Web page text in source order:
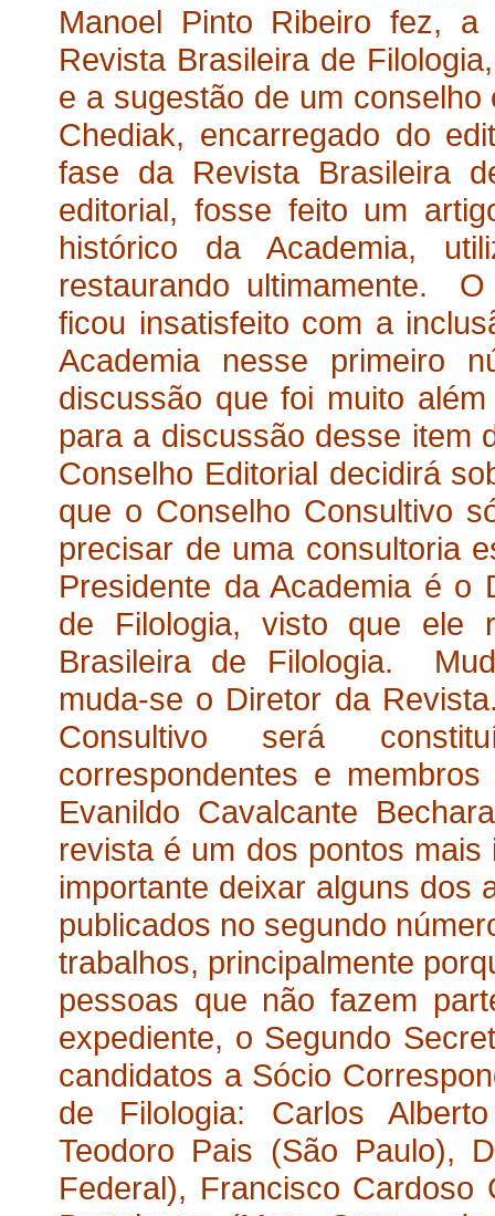
Manoel Pinto Ribeiro fez,
Revista Brasileira de
e a sugestão de um
Chediak, encarregado do
fase da Revista Brasileira
editorial, fosse feito um
histórico da Academia,
restaurando ultimamente.
ficou insatisfeito com a
Academia nesse primeiro
discussão que foi muito
para a discussão desse item
Conselho Editorial decidirá
que o Conselho Consultivo
precisar de uma consultoria
Presidente da Academia é o
de Filologia, visto que ele
Brasileira de Filologia.
muda-se o Diretor da
Consultivo será
correspondentes e
Evanildo Cavalcante
revista é um dos pontos
importante deixar alguns dos
publicados no segundo
trabalhos, principalmente
pessoas que não fazem
expediente, o Segundo
candidatos a Sócio
de Filologia: Carlos
Teodoro Pais (São Paulo),
Federal), Francisco